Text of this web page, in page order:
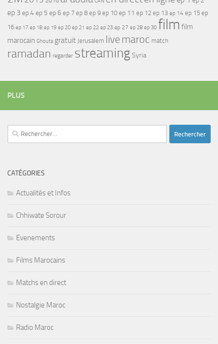
ep 3ep 4ep 5 ep 6 ep 7 ep 8 ep 9 ep 10 ep 11 ep 12 ep 13 ep 14 ep 15 ep
16 ep 17 ep 18 ep 19 ep 20 ep 21 ep 22 ep 23 ep 27 ep 28 ep 30 film film
marocain Ghouta gratuit Jerusalem live maroc match
ramadan regarder streamingSyria
PLUS
Rechercher :
CATÉGORIES
Actualités et Infos
Chhiwate Sorour
Evenements
Films Marocains
Matchs en direct
Nostalgie Maroc
Radio Maroc